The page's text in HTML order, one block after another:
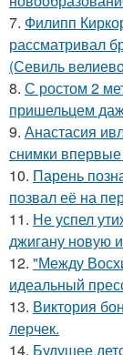
7. Филипп
рассматривал
(Севиль
8. С ростом 2
пришельцем
9. Анастасия
снимки
10. Парень
позвал её на
11. Не успел
джигану новую
12. "Между
идеальный
13. Виктория
лерчек.
14. Будущее